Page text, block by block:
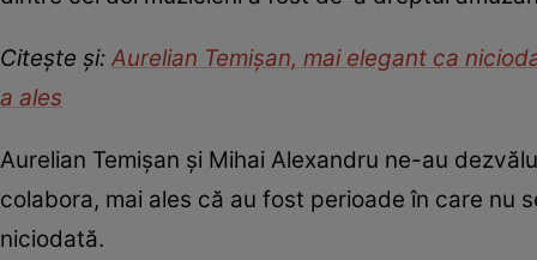
Citește și: Aurelian Temișan, mai elegant ca
a ales
Aurelian Temișan și Mihai Alexandru ne-au
colabora, mai ales că au fost perioade în care nu
niciodată.